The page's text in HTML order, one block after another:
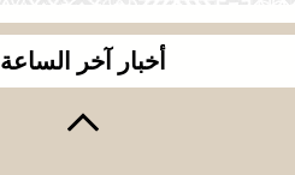
أخبار آخر الساعة